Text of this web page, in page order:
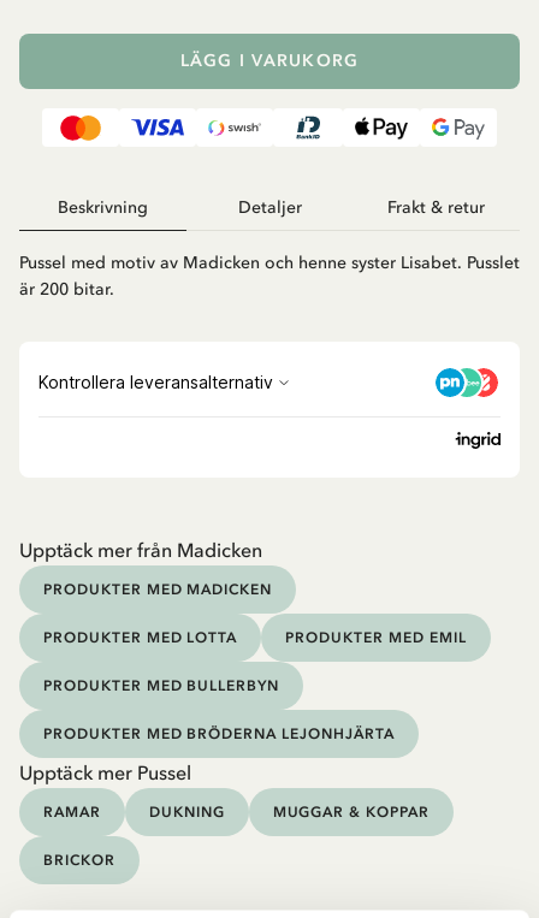
LÄGG I VARUKORG
Beskrivning Detaljer Frakt & retur
Pussel med motiv av Madicken och henne syster Lisabet. Pusslet
är 200 bitar.
Upptäck mer från Madicken
PRODUKTER MED MADICKEN
PRODUKTER MED LOTTA PRODUKTER MED EMIL
PRODUKTER MED BULLERBYN
PRODUKTER MED BRÖDERNA LEJONHJÄRTA
Upptäck mer Pussel
RAMAR DUKNING MUGGAR & KOPPAR
BRICKOR